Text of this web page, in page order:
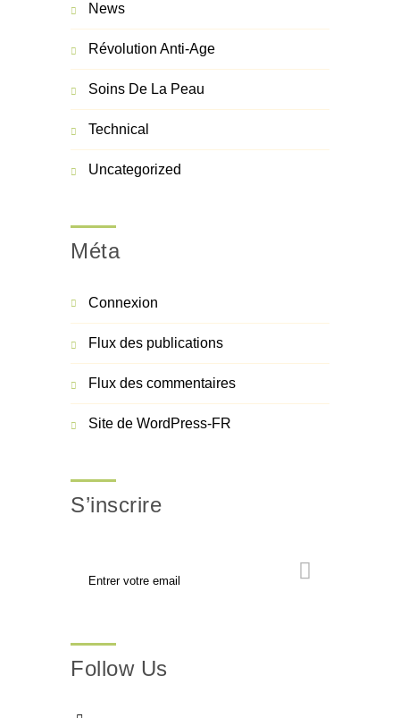
News
Révolution Anti-Age
Soins De La Peau
Technical
Uncategorized
Méta
Connexion
Flux des publications
Flux des commentaires
Site de WordPress-FR
S’inscrire
Follow Us